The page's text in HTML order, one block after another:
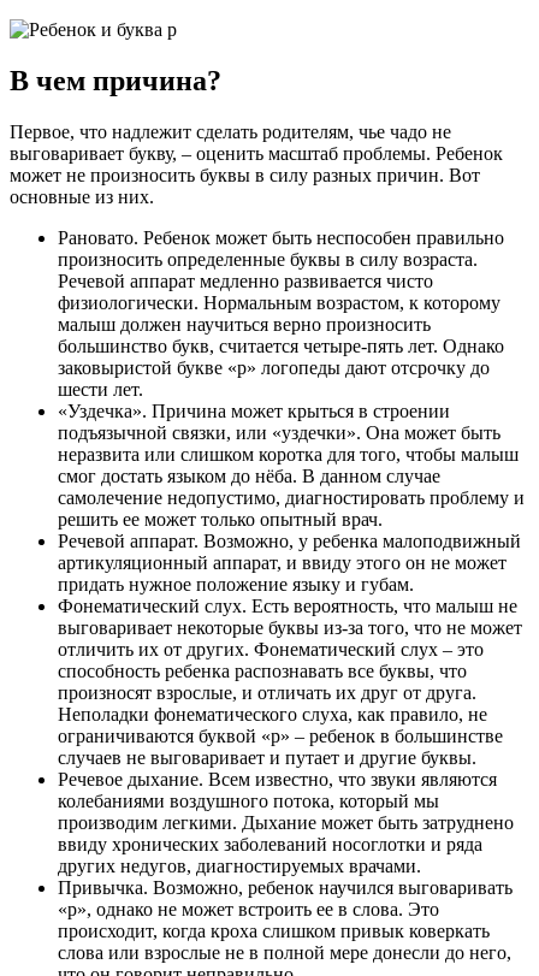
В чем причина?
Первое, что надлежит сделать родителям, чье чадо не
выговаривает букву, – оценить масштаб проблемы. Ребенок
может не произносить буквы в силу разных причин. Вот
основные из них.
Рановато. Ребенок может быть неспособен правильно
произносить определенные буквы в силу возраста.
Речевой аппарат медленно развивается чисто
физиологически. Нормальным возрастом, к которому
малыш должен научиться верно произносить
большинство букв, считается четыре-пять лет. Однако
заковыристой букве «р» логопеды дают отсрочку до
шести лет.
«Уздечка». Причина может крыться в строении
подъязычной связки, или «уздечки». Она может быть
неразвита или слишком коротка для того, чтобы малыш
смог достать языком до нёба. В данном случае
самолечение недопустимо, диагностировать проблему и
решить ее может только опытный врач.
Речевой аппарат. Возможно, у ребенка малоподвижный
артикуляционный аппарат, и ввиду этого он не может
придать нужное положение языку и губам.
Фонематический слух. Есть вероятность, что малыш не
выговаривает некоторые буквы из-за того, что не может
отличить их от других. Фонематический слух – это
способность ребенка распознавать все буквы, что
произносят взрослые, и отличать их друг от друга.
Неполадки фонематического слуха, как правило, не
ограничиваются буквой «р» – ребенок в большинстве
случаев не выговаривает и путает и другие буквы.
Речевое дыхание. Всем известно, что звуки являются
колебаниями воздушного потока, который мы
производим легкими. Дыхание может быть затруднено
ввиду хронических заболеваний носоглотки и ряда
других недугов, диагностируемых врачами.
Привычка. Возможно, ребенок научился выговаривать
«р», однако не может встроить ее в слова. Это
происходит, когда кроха слишком привык коверкать
слова или взрослые не в полной мере донесли до него,